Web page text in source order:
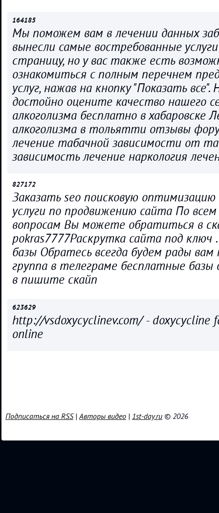
164185
Мы поможем вам в лечении данных
вынесли самые востребованные
страницу, но у вас также есть
ознакомиться с полным перечнем
услуг, нажав на кнопку "Показать
достойно оцените качество нашего
алкоголизма бесплатно в хабаровске
алкоголизма в тольятти отзывы
лечение табачной зависимости от
зависимость лечение наркология
827172
Заказать seo поисковую оптимизацию
услуги по продвижению сайта По
вопросам Вы можете обратиться в
pokras7777Раскрутка сайта под ключ
базы Обратесь всегда будем рады
группа в телеграме бесплатные базы
в пишите скайп
623629
http://vsdoxycyclinev.com/ - doxycycline
online
Подписаться на RSS|Авторы видео | 1st-day.ru © 2026